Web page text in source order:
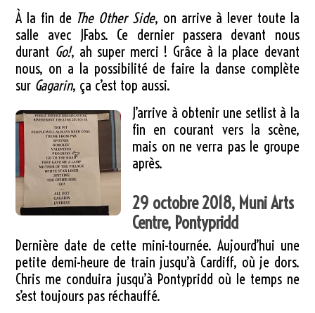
À la fin de The Other Side, on arrive à lever toute la
salle avec JFabs. Ce dernier passera devant nous
durant Go!, ah super merci ! Grâce à la place devant
nous, on a la possibilité de faire la danse complète
sur Gagarin, ça c’est top aussi.
J’arrive à obtenir une setlist à la
fin en courant vers la scène,
mais on ne verra pas le groupe
après.
29 octobre 2018, Muni Arts
Centre, Pontypridd
Dernière date de cette mini-tournée. Aujourd’hui une
petite demi-heure de train jusqu’à Cardiff, où je dors.
Chris me conduira jusqu’à Pontypridd où le temps ne
s’est toujours pas réchauffé.